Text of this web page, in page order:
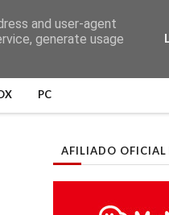
PC
AFILIADO
and user-agent
generate usage